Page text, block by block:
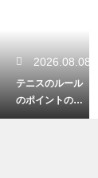
2026.08.08
テニスのルール
のポイントの呼
称！ラブやフィ